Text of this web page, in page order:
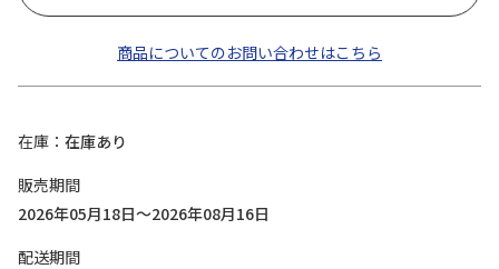
商品についてのお問い合わせはこちら
在庫
在庫あり
販売期間
2026年05月18日～2026年08月16日
配送期間